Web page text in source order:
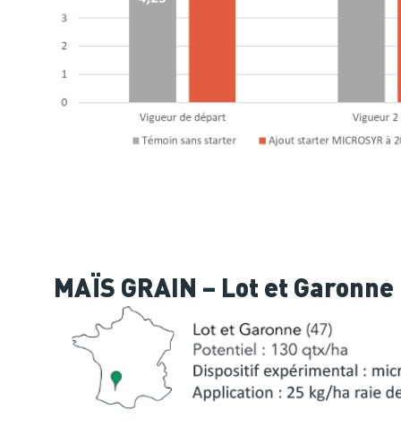
MAÏS GRAIN – Lot et